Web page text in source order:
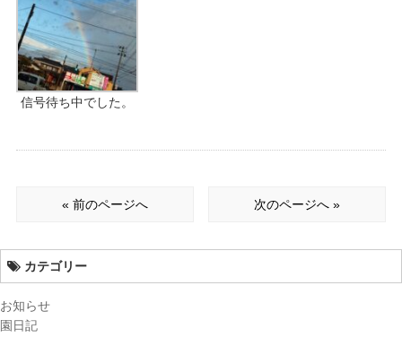
信号待ち中でした。
« 前のページへ 次のページへ »
カテゴリー
お知らせ
園日記